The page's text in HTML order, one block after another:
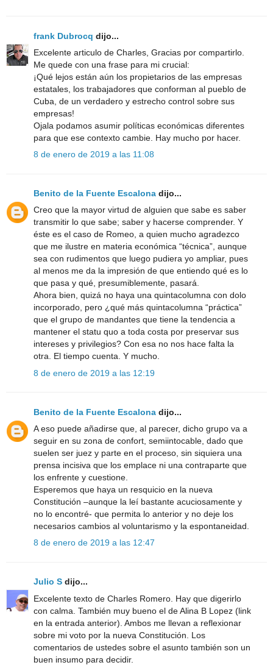
frank Dubrocq dijo...
Excelente articulo de Charles, Gracias por compartirlo.
Me quede con una frase para mi crucial:
¡Qué lejos están aún los propietarios de las empresas
estatales, los trabajadores que conforman al pueblo de
Cuba, de un verdadero y estrecho control sobre sus
empresas!
Ojala podamos asumir políticas económicas diferentes
para que ese contexto cambie. Hay mucho por hacer.
8 de enero de 2019 a las 11:08
Benito de la Fuente Escalona dijo...
Creo que la mayor virtud de alguien que sabe es saber
transmitir lo que sabe; saber y hacerse comprender. Y
éste es el caso de Romeo, a quien mucho agradezco
que me ilustre en materia económica “técnica”, aunque
sea con rudimentos que luego pudiera yo ampliar, pues
al menos me da la impresión de que entiendo qué es lo
que pasa y qué, presumiblemente, pasará.
Ahora bien, quizá no haya una quintacolumna con dolo
incorporado, pero ¿qué más quintacolumna “práctica”
que el grupo de mandantes que tiene la tendencia a
mantener el statu quo a toda costa por preservar sus
intereses y privilegios? Con esa no nos hace falta la
otra. El tiempo cuenta. Y mucho.
8 de enero de 2019 a las 12:19
Benito de la Fuente Escalona dijo...
A eso puede añadirse que, al parecer, dicho grupo va a
seguir en su zona de confort, semiintocable, dado que
suelen ser juez y parte en el proceso, sin siquiera una
prensa incisiva que los emplace ni una contraparte que
los enfrente y cuestione.
Esperemos que haya un resquicio en la nueva
Constitución –aunque la leí bastante acuciosamente y
no lo encontré- que permita lo anterior y no deje los
necesarios cambios al voluntarismo y la espontaneidad.
8 de enero de 2019 a las 12:47
Julio S dijo...
Excelente texto de Charles Romero. Hay que digerirlo
con calma. También muy bueno el de Alina B Lopez (link
en la entrada anterior). Ambos me llevan a reflexionar
sobre mi voto por la nueva Constitución. Los
comentarios de ustedes sobre el asunto también son un
buen insumo para decidir.